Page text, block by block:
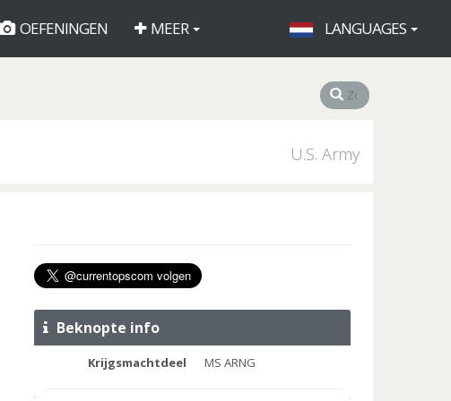
OEFENINGEN MEER LANGUAGES
U.S. Army
Beknopte info
Krijgsmachtdeel MS ARNG